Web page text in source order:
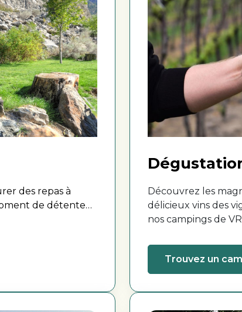
des repas à
de détente
Découvrez les
délicieux vins des
nos campings de
Trouvez un